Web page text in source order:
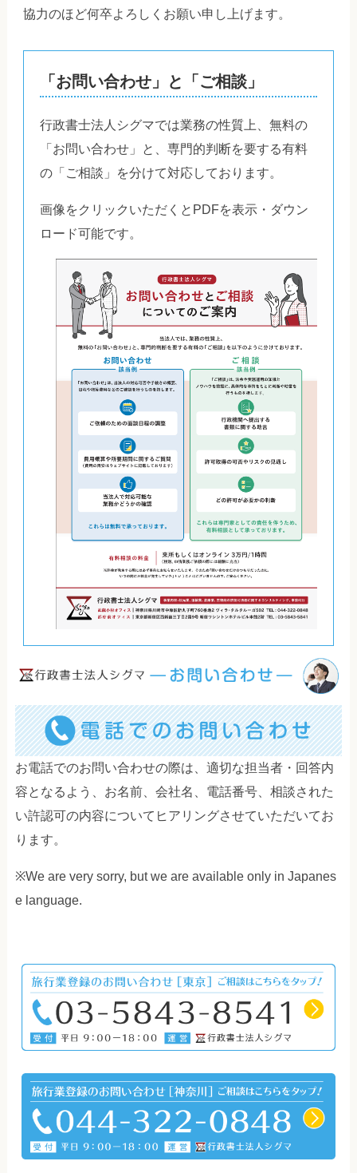
協力のほど何卒よろしくお願い申し上げます。
「お問い合わせ」と「ご相談」
行政書士法人シグマでは業務の性質上、無料の
「お問い合わせ」と、専門的判断を要する有料
の「ご相談」を分けて対応しております。
画像をクリックいただくとPDFを表示・ダウン
ロード可能です。
お電話でのお問い合わせの際は、適切な担当者・回答内
容となるよう、お名前、会社名、電話番号、相談された
い許認可の内容についてヒアリングさせていただいてお
ります。
※We are very sorry, but we are available only in Japanes
e language.